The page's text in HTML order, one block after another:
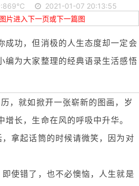
:869℃
2021-01-07 20:13:55
片进入下一页或下一篇图
成功，但消极的人生态度却一定会
编为大家整理的经典语录生活感悟
，就如掀开一张崭新的图画，岁
长，生命在风的呼吸中升华。
拿起话筒的时候请微笑，因为对
使错了，也不必懊恼，人生就是